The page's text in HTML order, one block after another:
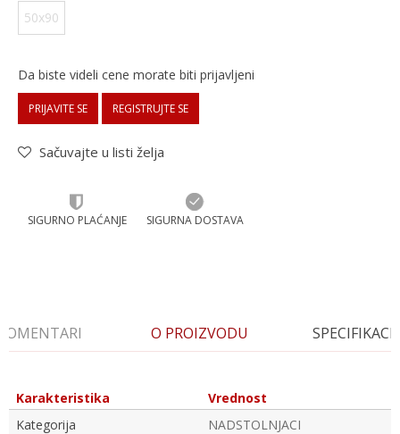
50x90
Da biste videli cene morate biti prijavljeni
PRIJAVITE SE REGISTRUJTE SE
Sačuvajte u listi želja
SIGURNO PLAĆANJE SIGURNA DOSTAVA
O PROIZVODU
Karakteristika
Vrednost
Kategorija
NADSTOLNJACI